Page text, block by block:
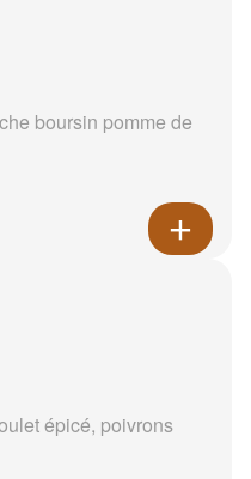
boursin pomme de
épicé, poivrons